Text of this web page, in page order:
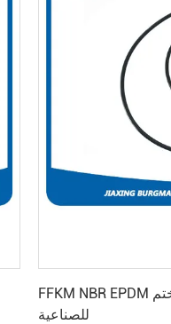
FFKM NBR EPDM المطاط الميكانيكي الختم O حلقة
للصناعية